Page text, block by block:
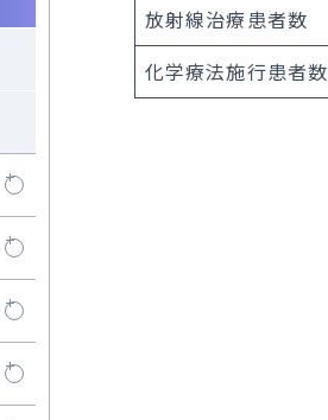
放射線治療患者数
化学療法施行患者数